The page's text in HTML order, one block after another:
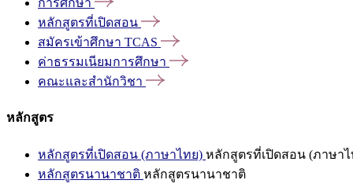
การศึกษา
หลักสูตรที่เปิดสอน
สมัครเข้าศึกษา TCAS
ค่าธรรมเนียมการศึกษา
คณะและสำนักวิชา
หลักสูตร
หลักสูตรที่เปิดสอน (ภาษาไทย) หลักสูตรที่เปิดสอน (ภาษาไ
หลักสูตรนานาชาติ หลักสูตรนานาชาติ